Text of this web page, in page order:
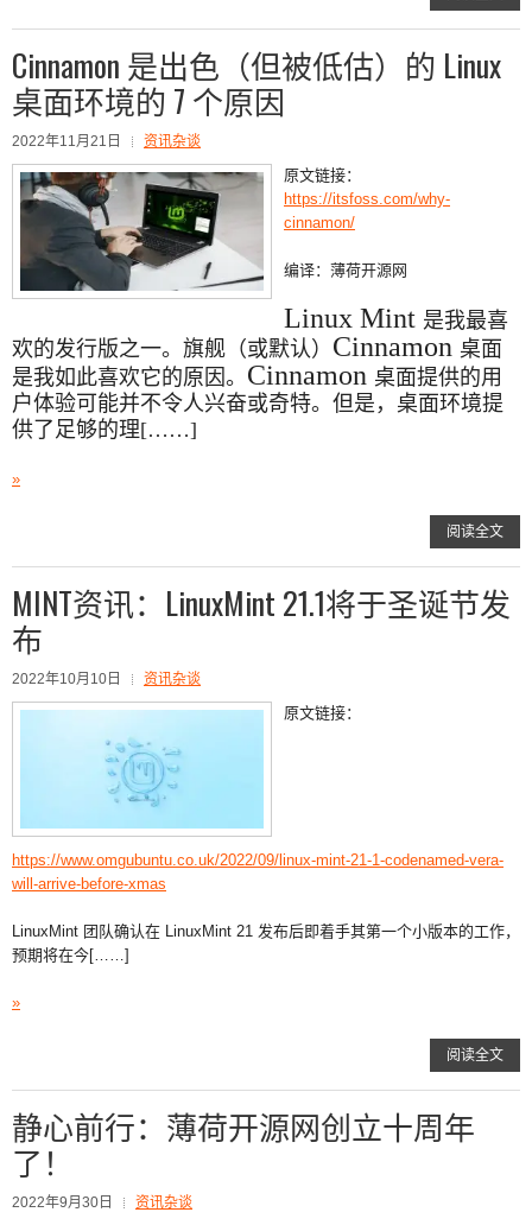
Cinnamon 是出色（但被低估）的 Linux
桌面环境的 7 个原因
2022年11月21日 资讯杂谈
原文链接：
https://itsfoss.com/why-
cinnamon/
编译：薄荷开源网
Linux Mint 是我最喜
欢的发行版之一。旗舰（或默认） Cinnamon 桌面
是我如此喜欢它的原因。 Cinnamon 桌面提供的用
户体验可能并不令人兴奋或奇特。但是，桌面环境提
供了足够的理[……]
»
阅读全文
MINT资讯：LinuxMint 21.1将于圣诞节发
布
2022年10月10日 资讯杂谈
原文链接：
https://www.omgubuntu.co.uk/2022/09/linux-mint-21-1-codenamed-vera-
will-arrive-before-xmas
LinuxMint 团队确认在 LinuxMint 21 发布后即着手其第一个小版本的工作，
预期将在今[……]
»
阅读全文
静心前行：薄荷开源网创立十周年
了！
2022年9月30日 资讯杂谈